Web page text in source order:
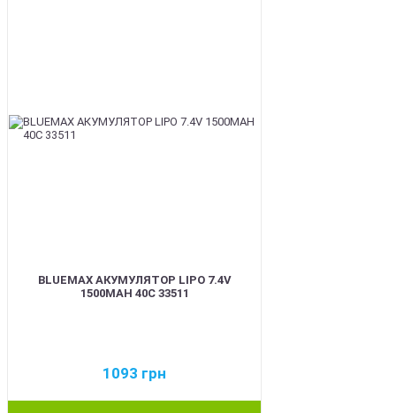
BLUEMAX АКУМУЛЯТОР LIPO 7.4V
1500MAH 40C 33511
1093 грн